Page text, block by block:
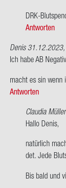
DRK-​
Antworten
Denis 31.12.2023,
Ich habe AB
macht es sin wenn
Antworten
Claudia Müller
Ant­
auf
Ich
habe
Hallo Denis,
na­tür­lich
det. Jede
Bis bald und